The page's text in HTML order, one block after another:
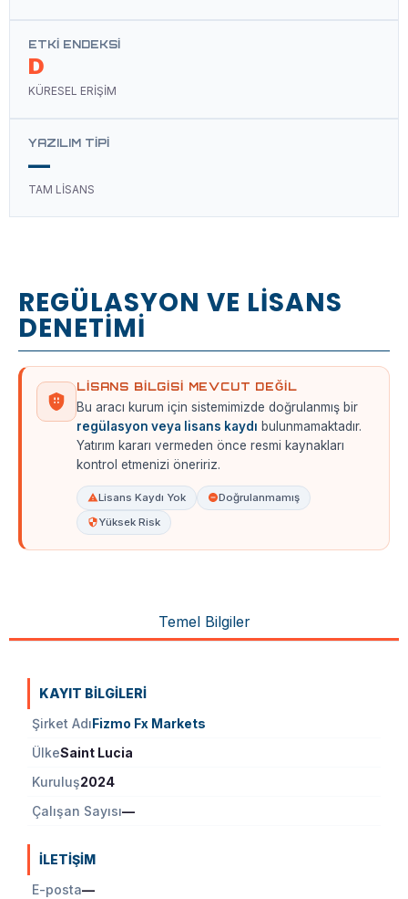
ETKI ENDEKSI
D
KÜRESEL ERİŞİM
YAZILIM TIPI
—
TAM LİSANS
REGÜLASYON VE LİSANS
DENETİMİ
LISANS BILGISI MEVCUT DEĞIL
Bu aracı kurum için sistemimizde doğrulanmış bir
regülasyon veya lisans kaydı bulunmamaktadır.
Yatırım kararı vermeden önce resmi kaynakları
kontrol etmenizi öneririz.
Lisans Kaydı Yok
Doğrulanmamış
Yüksek Risk
Temel Bilgiler
KAYIT BILGILERI
Şirket AdıFizmo Fx Markets
ÜlkeSaint Lucia
Kuruluş2024
Çalışan Sayısı—
İLETIŞIM
E-posta—